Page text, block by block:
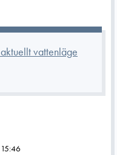
vattenläge